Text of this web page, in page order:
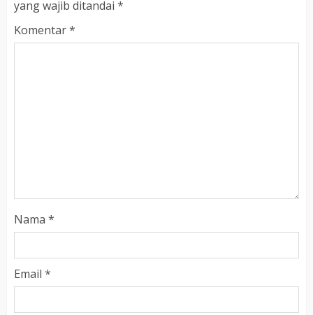
yang wajib ditandai *
Komentar*
Nama *
Email *